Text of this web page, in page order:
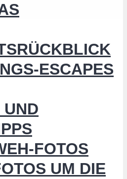
ESCAPES
UND
FOTOS
UM DIE